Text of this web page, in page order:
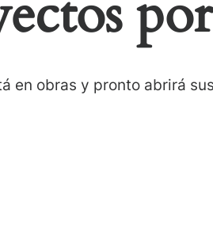
en obras y pronto abrirá